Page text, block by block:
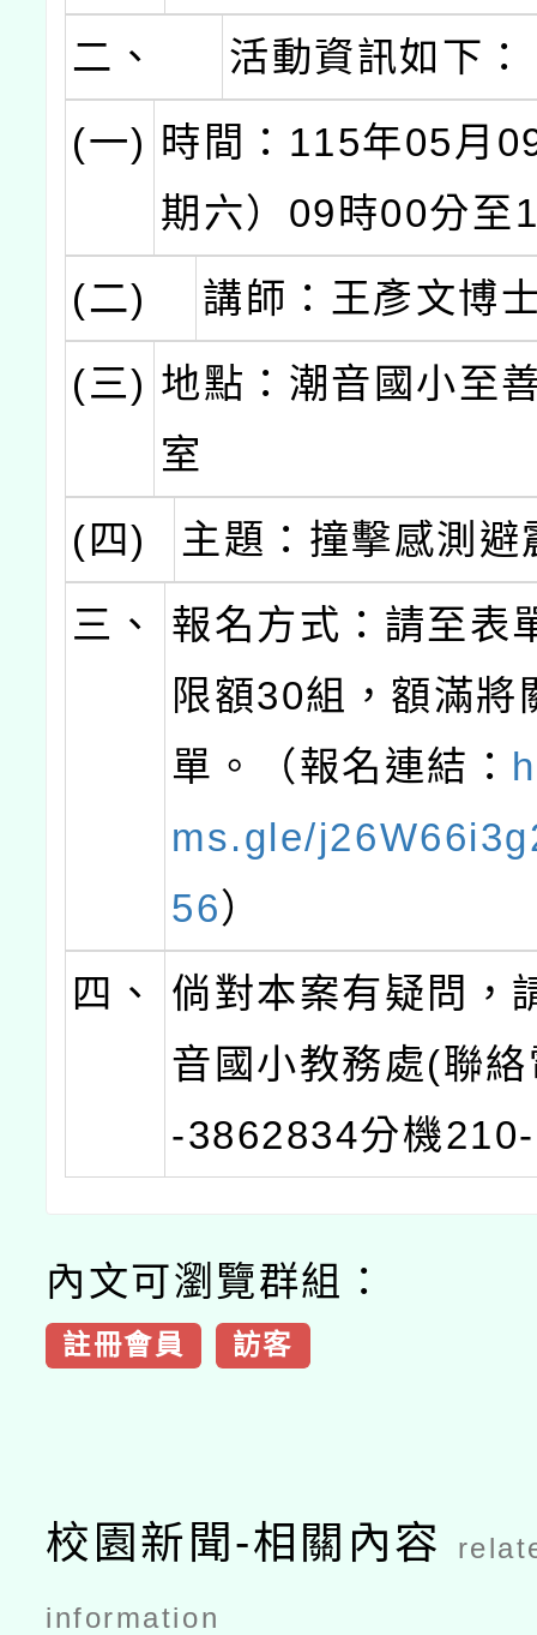
二、
活動資訊如下：
(一) 時間：115年05月
期六）09時00分至
(二)
講師：王彥文博
(三) 地點：潮音國小至
室
(四)
主題：撞擊感測避
三、
報名方式：請至表
限額30組，額滿將
單。（報名連結：
ms.gle/
56）
四、
倘對本案有疑問，
音國小教務處(聯
-3862834分機
內文可瀏覽群組：
註冊會員 訪客
校園新聞-相關內容
information